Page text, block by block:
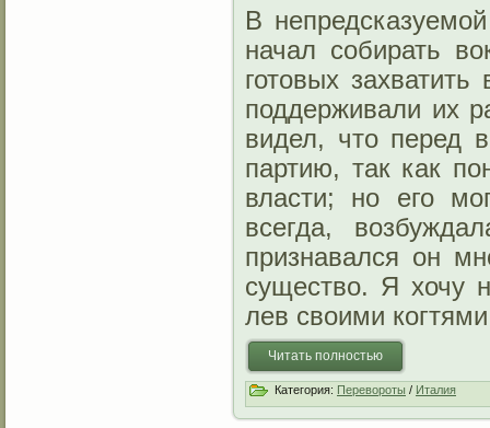
В
начал собирать
готовых
поддерживали их
видел, что перед
партию, так как
власти; но его
всегда,
признавался он
существо. Я хочу
лев своими
Читать полностью
Категория: Перевороты / Италия